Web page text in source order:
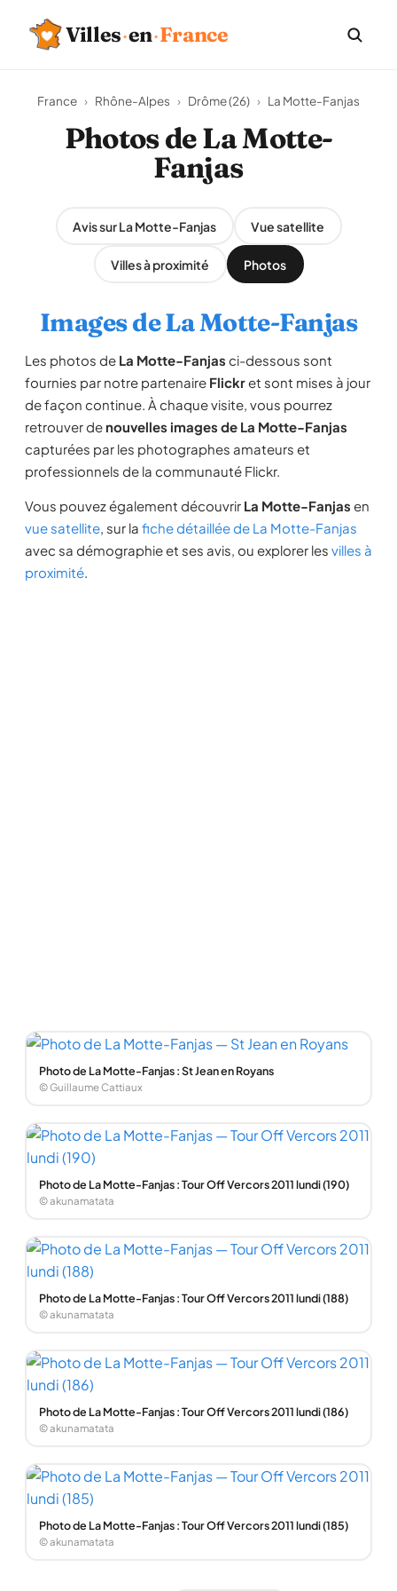
Villes·en·France
France › Rhône-Alpes › Drôme (26) › La Motte-Fanjas
Photos de La Motte-
Fanjas
Avis sur La Motte-Fanjas Vue satellite
Villes à proximité Photos
Images de La Motte-Fanjas
Les photos de La Motte-Fanjas ci-dessous sont
fournies par notre partenaire Flickret sont mises à jour
de façon continue. À chaque visite, vous pourrez
retrouver de nouvelles images de La Motte-Fanjas
capturées par les photographes amateurs et
professionnels de la communauté Flickr.
Vous pouvez également découvrir La Motte-Fanjas en
vue satellite, sur la fiche détaillée de La Motte-Fanjas
avec sa démographie et ses avis, ou explorer les villes à
proximité.
Photo de La Motte-Fanjas : St Jean en Royans
© Guillaume Cattiaux
Photo de La Motte-Fanjas : Tour Off Vercors 2011 lundi (190)
© akunamatata
Photo de La Motte-Fanjas : Tour Off Vercors 2011 lundi (188)
© akunamatata
Photo de La Motte-Fanjas : Tour Off Vercors 2011 lundi (186)
© akunamatata
Photo de La Motte-Fanjas : Tour Off Vercors 2011 lundi (185)
© akunamatata